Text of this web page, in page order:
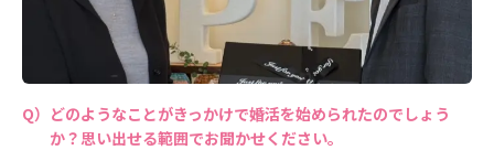
どのようなことがきっかけで婚活を始められたのでしょう
か？思い出せる範囲でお聞かせください。